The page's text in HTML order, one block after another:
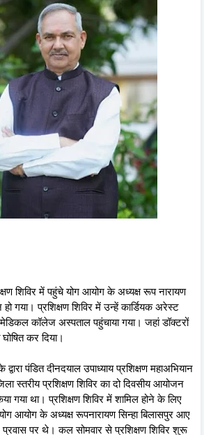
शिविर में पहुंचे योग आयोग के अध्यक्ष रूप नारायण
हो गया। प्रशिक्षण शिविर में उन्हें कार्डियक अरेस्ट
कॉलेज अस्पताल पहुंचाया गया। जहां डॉक्टरों
कर दिया।
द्वारा पंडित दीनदयाल उपाध्याय प्रशिक्षण महाअभियान
स्तरीय प्रशिक्षण शिविर का दो दिवसीय आयोजन
गया था। प्रशिक्षण शिविर में शामिल होने के लिए
आयोग के अध्यक्ष रूपनारायण सिन्हा बिलासपुर आए
प्रवास पर थे। कल सोमवार से प्रशिक्षण शिविर शुरू